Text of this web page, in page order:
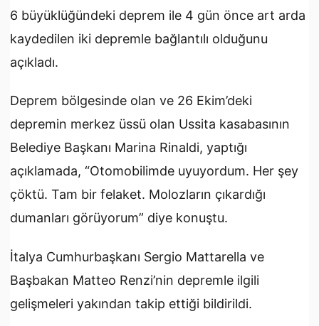
6 büyüklüğündeki deprem ile 4 gün önce art arda
kaydedilen iki depremle bağlantılı olduğunu
açıkladı.
Deprem bölgesinde olan ve 26 Ekim’deki
depremin merkez üssü olan Ussita kasabasının
Belediye Başkanı Marina Rinaldi, yaptığı
açıklamada, “Otomobilimde uyuyordum. Her şey
çöktü. Tam bir felaket. Molozların çıkardığı
dumanları görüyorum” diye konuştu.
İtalya Cumhurbaşkanı Sergio Mattarella ve
Başbakan Matteo Renzi’nin depremle ilgili
gelişmeleri yakından takip ettiği bildirildi.